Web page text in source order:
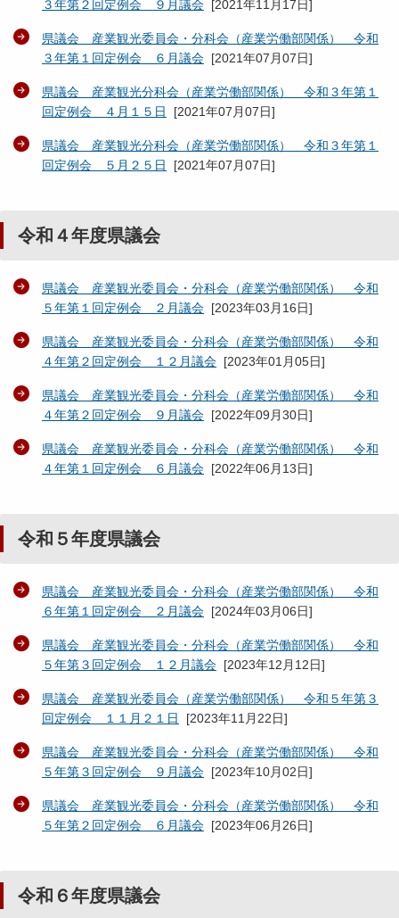
３年第２回定例会 ９月議会 [2021年11月17日]
県議会 産業観光委員会・分科会（産業労働部関係） 令和
３年第１回定例会 ６月議会 [2021年07月07日]
県議会 産業観光分科会（産業労働部関係） 令和３年第１
回定例会 ４月１５日
[2021年07月07日]
県議会 産業観光分科会（産業労働部関係） 令和３年第１
回定例会 ５月２５日
[2021年07月07日]
令和４年度県議会
県議会 産業観光委員会・分科会（産業労働部関係） 令和
５年第１回定例会 ２月議会 [2023年03月16日]
県議会 産業観光委員会・分科会（産業労働部関係） 令和
４年第２回定例会 １２月議会 [2023年01月05日]
県議会 産業観光委員会・分科会（産業労働部関係） 令和
４年第２回定例会 ９月議会 [2022年09月30日]
県議会 産業観光委員会・分科会（産業労働部関係） 令和
４年第１回定例会 ６月議会 [2022年06月13日]
令和５年度県議会
県議会 産業観光委員会・分科会（産業労働部関係） 令和
６年第１回定例会 ２月議会 [2024年03月06日]
県議会 産業観光委員会・分科会（産業労働部関係） 令和
５年第３回定例会 １２月議会 [2023年12月12日]
県議会 産業観光委員会（産業労働部関係） 令和５年第３
回定例会 １１月２１日
[2023年11月22日]
県議会 産業観光委員会・分科会（産業労働部関係） 令和
５年第３回定例会 ９月議会 [2023年10月02日]
県議会 産業観光委員会・分科会（産業労働部関係） 令和
５年第２回定例会 ６月議会 [2023年06月26日]
令和６年度県議会